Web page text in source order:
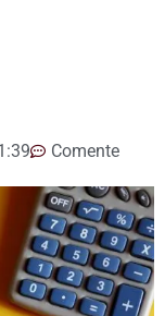
Comente